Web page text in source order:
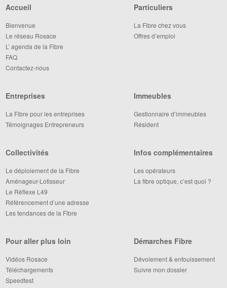
Accueil
Bienvenue
Le réseau Rosace
L’ agenda de la Fibre
FAQ
Contactez-nous
Particuliers
La Fibre chez vous
Offres d’emploi
Entreprises
La Fibre pour les entreprises
Témoignages Entrepreneurs
Immeubles
Gestionnaire d’immeubles
Résident
Collectivités
Le déploiement de la Fibre
Aménageur-Lotisseur
Le Réflexe L49
Référencement d’une adresse
Les tendances de la Fibre
Infos complémentaires
Les opérateurs
La fibre optique, c’est quoi ?
Pour aller plus loin
Vidéos Rosace
Téléchargements
Speedtest
Démarches Fibre
Dévoiement & enfouissement
Suivre mon dossier